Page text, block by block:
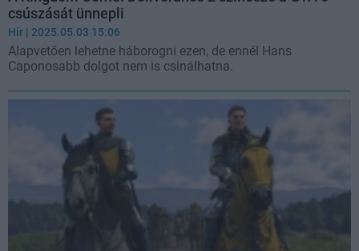
csúszását ünnepli
Hír | 2025.05.03 15:06
Alapvetően lehetne háborogni ezen, de ennél Hans
Caponosabb dolgot nem is csinálhatna.